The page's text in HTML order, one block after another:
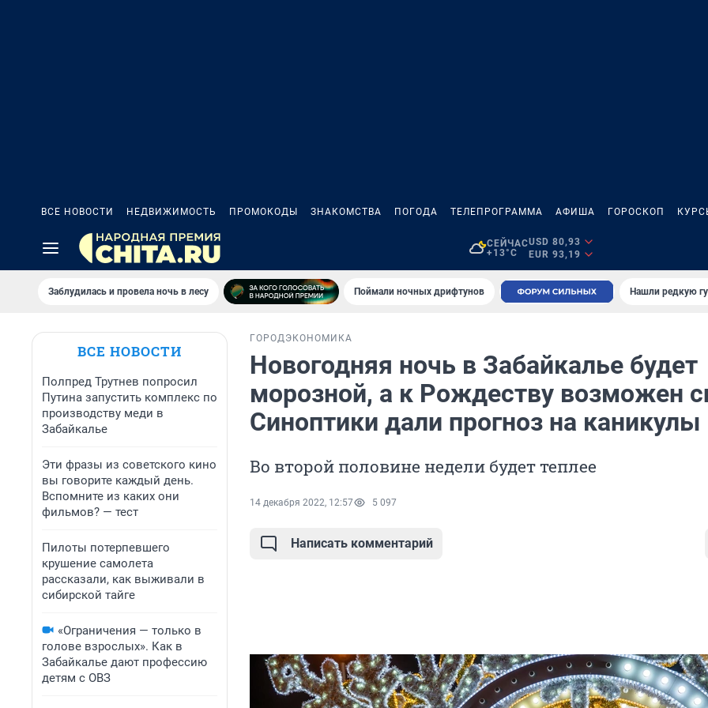
ВСЕ НОВОСТИ НЕДВИЖИМОСТЬ ПРОМОКОДЫ ЗНАКОМСТВА ПОГОДА ТЕЛЕПРОГРАММА АФИША ГОРОСКОП
СЕЙЧАС
+13°C
USD 80,93
EUR 93,19
Заблудилась и провела ночь в лесу Поймали ночных дрифтунов Нашли редкую
ВСЕ НОВОСТИ
Полпред Трутнев попросил
Путина запустить комплекс по
производству меди в
Забайкалье
Эти фразы из советского кино
вы говорите каждый день.
Вспомните из каких они
фильмов? — тест
Пилоты потерпевшего
крушение самолета
рассказали, как выживали в
сибирской тайге
«Ограничения — только в
голове взрослых». Как в
Забайкалье дают профессию
детям с ОВЗ
ГОРОДЭКОНОМИКА
Новогодняя ночь в Забайкалье будет
морозной, а к Рождеству возможен
Синоптики дали прогноз на каникулы
Во второй половине недели будет теплее
14 декабря 2022, 12:57 5 097
Написать комментарий